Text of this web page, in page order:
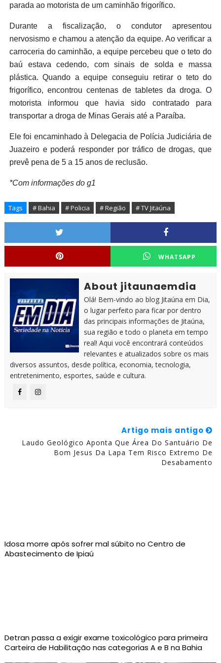
parada ao motorista de um caminhão frigorífico.
Durante a fiscalização, o condutor apresentou
nervosismo e chamou a atenção da equipe. Ao verificar a
carroceria do caminhão, a equipe percebeu que o teto do
baú estava cedendo, com sinais de solda e massa
plástica. Quando a equipe conseguiu retirar o teto do
frigorífico, encontrou centenas de tabletes da droga. O
motorista informou que havia sido contratado para
transportar a droga de Minas Gerais até a Paraíba.
Ele foi encaminhado à Delegacia de Polícia Judiciária de
Juazeiro e poderá responder por tráfico de drogas, que
prevê pena de 5 a 15 anos de reclusão.
*Com informações do g1
Tags # Bahia # Policia # Região # TV Jitaúna
WHATSAPP
About jitaunaemdia
Olá! Bem-vindo ao blog Jitaúna em Dia,
o lugar perfeito para ficar por dentro
das principais informações de Jitaúna,
sua região e todo o planeta em tempo
real! Aqui você encontrará conteúdos
relevantes e atualizados sobre os mais
diversos assuntos, desde política, economia, tecnologia,
entretenimento, esportes, saúde e cultura.
Artigo mais antigo
Laudo Geológico Aponta Que Área Do Santuário De
Bom Jesus Da Lapa Tem Risco Extremo De
Desabamento
Idosa morre após sofrer mal súbito no Centro de
Abastecimento de Ipiaú
Detran passa a exigir exame toxicológico para primeira
Carteira de Habilitação nas categorias A e B na Bahia